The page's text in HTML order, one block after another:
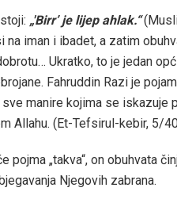
„'Birr’ je lijep ahlak.“
na iman i ibadet, a zatim
Ukratko, to je jedan
Fahruddin Razi je
sve manire kojima se iskazuje
Allahu. (Et-Tefsirul-kebir, 5/
pojma „takva“, on obuhvata
Njegovih zabrana.